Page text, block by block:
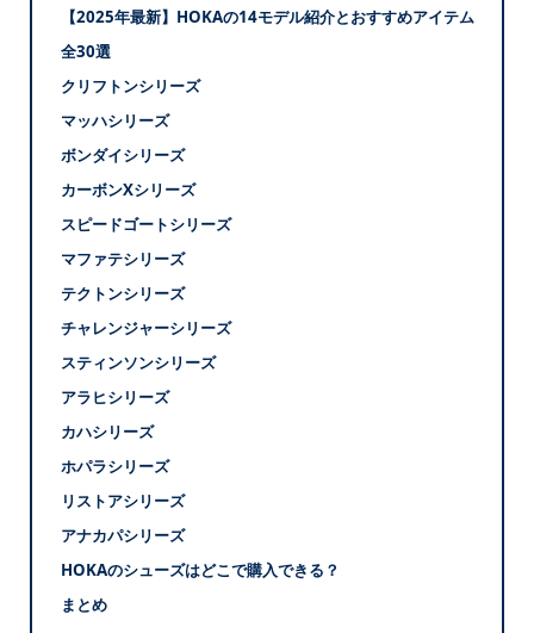
【2025年最新】HOKAの14モデル紹介とおすすめアイテム
全30選
クリフトンシリーズ
マッハシリーズ
ボンダイシリーズ
カーボンXシリーズ
スピードゴートシリーズ
マファテシリーズ
テクトンシリーズ
チャレンジャーシリーズ
スティンソンシリーズ
アラヒシリーズ
カハシリーズ
ホパラシリーズ
リストアシリーズ
アナカパシリーズ
HOKAのシューズはどこで購入できる？
まとめ